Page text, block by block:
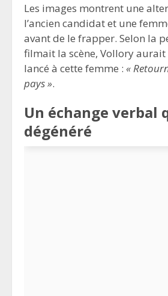
Les images montrent une
l’ancien candidat et une
avant de le frapper. Selon la
filmait la scène, Vollory
lancé à cette femme : «
pays ».
Un échange verbal
dégénéré